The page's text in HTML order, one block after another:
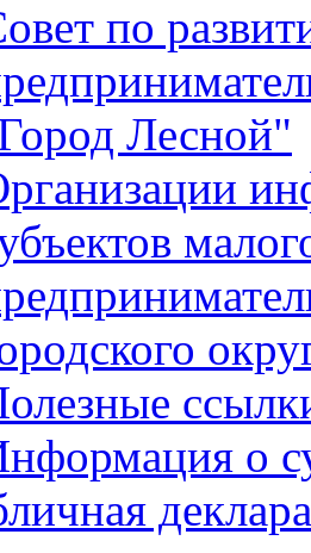
по
Лесной"
о